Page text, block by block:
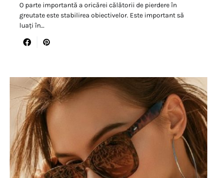
O parte importantă a oricărei călătorii de pierdere în
greutate este stabilirea obiectivelor. Este important să
luați în…